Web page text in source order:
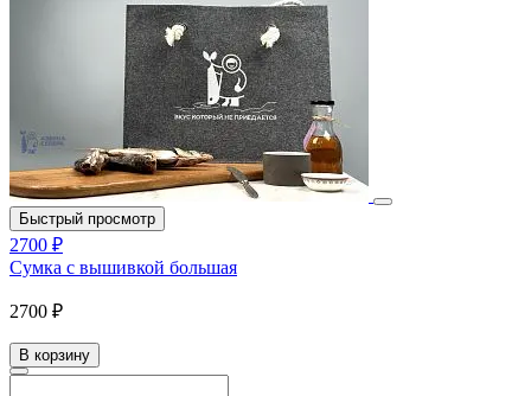
Быстрый просмотр
2700 ₽
Сумка с вышивкой большая
2700 ₽
В корзину